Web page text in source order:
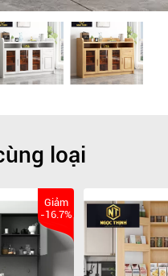
loại
Giảm
-16.7%